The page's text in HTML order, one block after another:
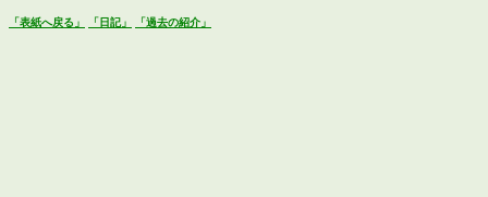
「表紙へ戻る」 「日記」 「過去の紹介」